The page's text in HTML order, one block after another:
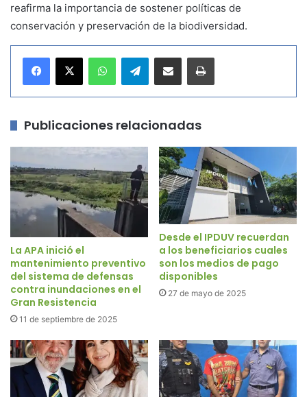
reafirma la importancia de sostener políticas de
conservación y preservación de la biodiversidad.
Telegram
Publicaciones relacionadas
La APA inició el
mantenimiento preventivo
del sistema de defensas
contra inundaciones en el
Gran Resistencia
11 de septiembre de 2025
Desde el IPDUV recuerdan
a los beneficiarios cuales
son los medios de pago
disponibles
27 de mayo de 2025